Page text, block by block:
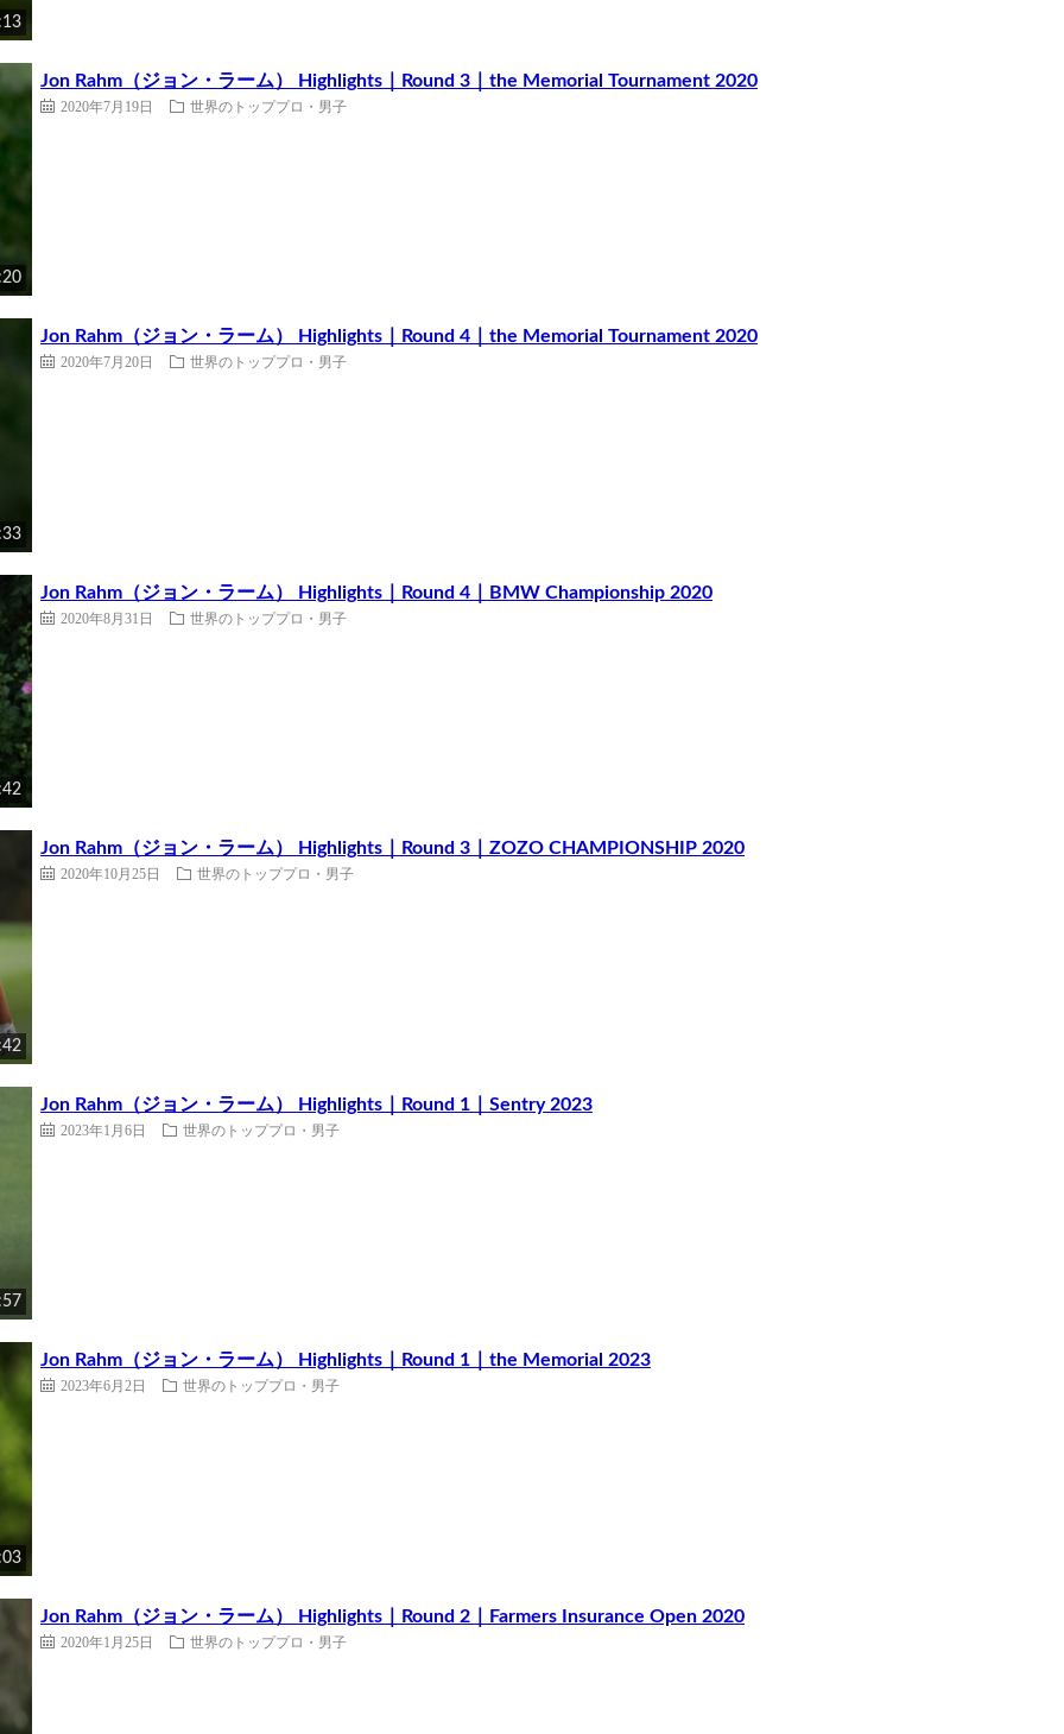
Jon Rahm（ジョン・ラーム） Highlights｜Round 3｜the Memorial Tournament 2020
2020年7月19日 世界のトッププロ・男子
Jon Rahm（ジョン・ラーム） Highlights｜Round 4｜the Memorial Tournament 2020
2020年7月20日 世界のトッププロ・男子
Jon Rahm（ジョン・ラーム） Highlights｜Round 4｜BMW Championship 2020
2020年8月31日 世界のトッププロ・男子
Jon Rahm（ジョン・ラーム） Highlights｜Round 3｜ZOZO CHAMPIONSHIP 2020
2020年10月25日 世界のトッププロ・男子
Jon Rahm（ジョン・ラーム） Highlights｜Round 1｜Sentry 2023
2023年1月6日 世界のトッププロ・男子
Jon Rahm（ジョン・ラーム） Highlights｜Round 1｜the Memorial 2023
2023年6月2日 世界のトッププロ・男子
Jon Rahm（ジョン・ラーム） Highlights｜Round 2｜Farmers Insurance Open 2020
2020年1月25日 世界のトッププロ・男子